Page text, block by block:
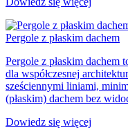
Pergole z płaskim dachem
Pergole z płaskim dachem
dla współczesnej
sześciennymi liniami,
(płaskim) dachem bez
Dowiedz się więcej